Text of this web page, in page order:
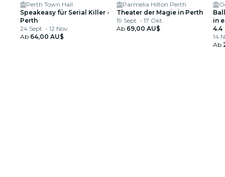
Perth Town Hall
Speakeasy für Serial Killer -
Perth
24 Sept. - 12 Nov.
Ab 64,00 AU$
Parmelia Hilton Perth
Theater der Magie in Perth
19 Sept. - 17 Okt.
Ab 69,00 AU$
in
4.4
14
Ab